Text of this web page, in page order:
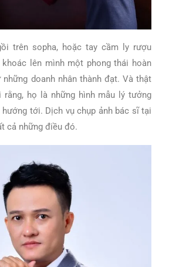
trên sopha, hoặc tay cầm ly rượu
lên mình một phong thái hoàn
doanh nhân thành đạt. Và thật
rằng, họ là những hình mẫu lý tưởng
tới. Dịch vụ chụp ảnh bác sĩ tại
cả những điều đó.